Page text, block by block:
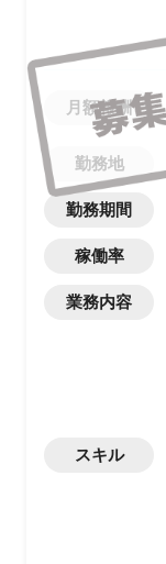
月額報酬
勤務地
勤務期間
稼働率
業務内容
スキル